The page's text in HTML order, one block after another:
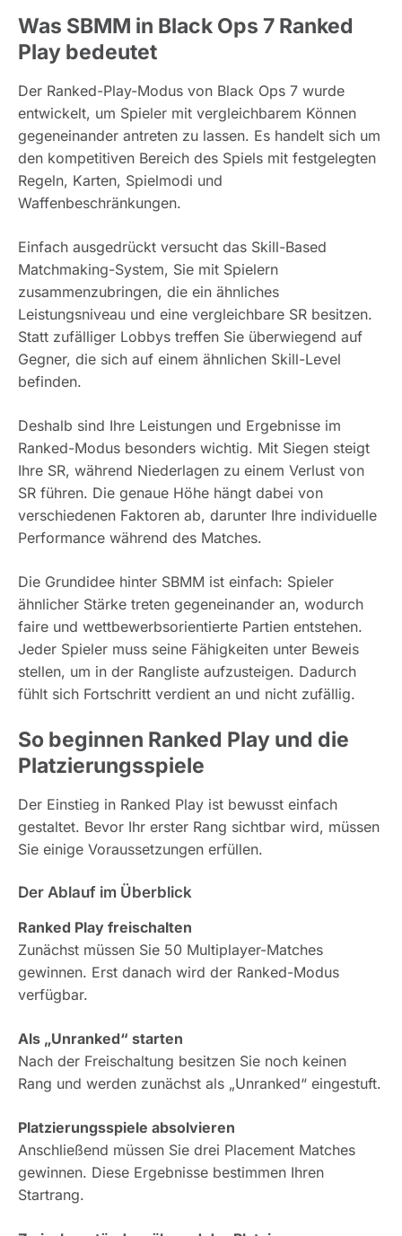
Was SBMM in Black Ops 7 Ranked
Play bedeutet
Der Ranked-Play-Modus von Black Ops 7 wurde
entwickelt, um Spieler mit vergleichbarem Können
gegeneinander antreten zu lassen. Es handelt sich um
den kompetitiven Bereich des Spiels mit festgelegten
Regeln, Karten, Spielmodi und
Waffenbeschränkungen.
Einfach ausgedrückt versucht das Skill-Based
Matchmaking-System, Sie mit Spielern
zusammenzubringen, die ein ähnliches
Leistungsniveau und eine vergleichbare SR besitzen.
Statt zufälliger Lobbys treffen Sie überwiegend auf
Gegner, die sich auf einem ähnlichen Skill-Level
befinden.
Deshalb sind Ihre Leistungen und Ergebnisse im
Ranked-Modus besonders wichtig. Mit Siegen steigt
Ihre SR, während Niederlagen zu einem Verlust von
SR führen. Die genaue Höhe hängt dabei von
verschiedenen Faktoren ab, darunter Ihre individuelle
Performance während des Matches.
Die Grundidee hinter SBMM ist einfach: Spieler
ähnlicher Stärke treten gegeneinander an, wodurch
faire und wettbewerbsorientierte Partien entstehen.
Jeder Spieler muss seine Fähigkeiten unter Beweis
stellen, um in der Rangliste aufzusteigen. Dadurch
fühlt sich Fortschritt verdient an und nicht zufällig.
So beginnen Ranked Play und die
Platzierungsspiele
Der Einstieg in Ranked Play ist bewusst einfach
gestaltet. Bevor Ihr erster Rang sichtbar wird, müssen
Sie einige Voraussetzungen erfüllen.
Der Ablauf im Überblick
Ranked Play freischalten
Zunächst müssen Sie 50 Multiplayer-Matches
gewinnen. Erst danach wird der Ranked-Modus
verfügbar.
Als „Unranked“ starten
Nach der Freischaltung besitzen Sie noch keinen
Rang und werden zunächst als „Unranked“ eingestuft.
Platzierungsspiele absolvieren
Anschließend müssen Sie drei Placement Matches
gewinnen. Diese Ergebnisse bestimmen Ihren
Startrang.